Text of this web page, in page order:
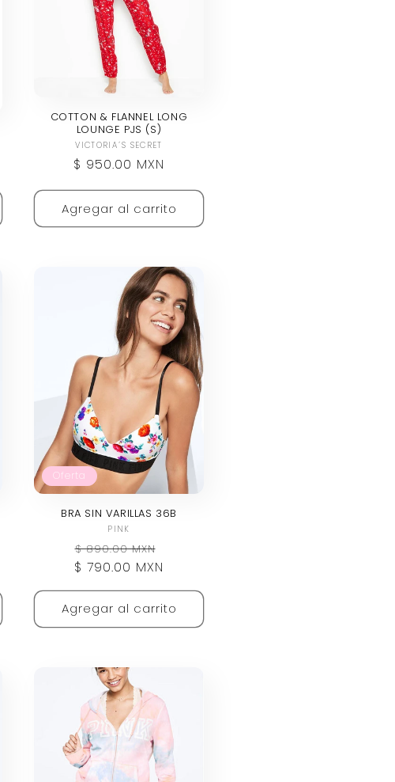
COTTON & FLANNEL LONG
LOUNGE PJS (S)
Proveedor:
VICTORIA´S SECRET
Precio
$ 950.00 MXN
Agregar al carrito
Oferta
BRA SIN VARILLAS 36B
Proveedor:
PINK
Precio
habitual
$ 890.00 MXN
oferta
$ 790.00 MXN
Agregar al carrito